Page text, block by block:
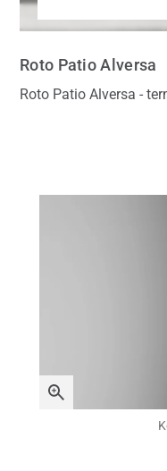
Roto Patio Alversa
Roto Patio Alversa -